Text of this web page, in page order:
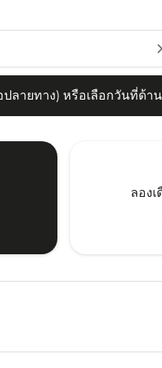
ลายทาง) หรือเลือกวันที่ด้า
ลอง